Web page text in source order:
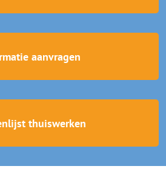
aanvragen
thuiswerken